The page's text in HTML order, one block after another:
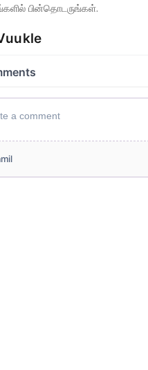
பின்தொடருங்கள்.